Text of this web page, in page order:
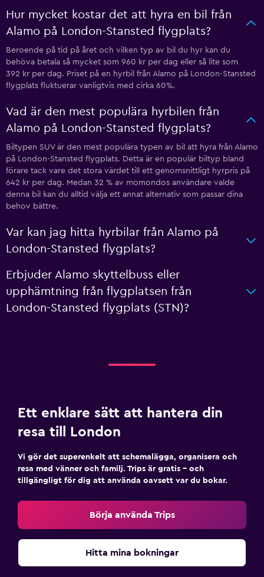
Hur mycket kostar det att hyra en bil från
Alamo på London-Stansted flygplats?
Beroende på tid på året och vilken typ av bil du hyr kan du
behöva betala så mycket som 960 kr per dag eller så lite som
392 kr per dag. Priset på en hyrbil från Alamo på London-Stansted
flygplats fluktuerar vanligtvis med cirka 60%.
Vad är den mest populära hyrbilen från
Alamo på London-Stansted flygplats?
Biltypen SUV är den mest populära typen av bil att hyra från Alamo
på London-Stansted flygplats. Detta är en populär biltyp bland
förare tack vare det stora värdet till ett genomsnittligt hyrpris på
642 kr per dag. Medan 32 % av momondos användare valde
denna bil kan du alltid välja ett annat alternativ som passar dina
behov bättre.
Var kan jag hitta hyrbilar från Alamo på
London-Stansted flygplats?
Erbjuder Alamo skyttelbuss eller
upphämtning från flygplatsen från
London-Stansted flygplats (STN)?
Ett enklare sätt att hantera din
resa till London
Vi gör det superenkelt att schemalägga, organisera och
resa med vänner och familj. Trips är gratis – och
tillgängligt för dig att använda oavsett var du bokar.
Börja använda Trips
Hitta mina bokningar